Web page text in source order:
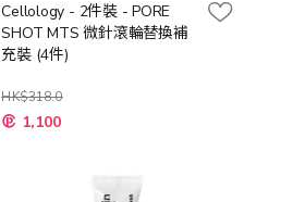
Cellology - 2件裝 - PORE
SHOT MTS 微針滾輪替換補
充裝 (4件)
HK$318.0
特
殊 1,100